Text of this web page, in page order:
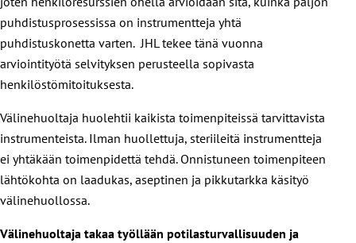
puhdistusprosessissa on instrumentteja yhtä
puhdistuskonetta varten. JHL tekee tänä vuonna
arviointityötä selvityksen perusteella sopivasta
henkilöstömitoituksesta.
Välinehuoltaja huolehtii kaikista toimenpiteissä tarvittavista
instrumenteista. Ilman huollettuja, steriileitä instrumentteja
ei yhtäkään toimenpidettä tehdä. Onnistuneen toimenpiteen
lähtökohta on laadukas, aseptinen ja pikkutarkka käsityö
välinehuollossa.
Välinehuoltaja takaa työllään potilasturvallisuuden ja